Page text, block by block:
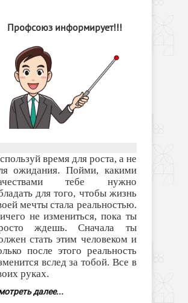
Профсоюз информирует!!!
время для роста, а не
ожидания. Пойми, какими
тебе нужно
для того, чтобы жизнь
мечты стала реальностью.
не измениться, пока ты
ждешь. Сначала ты
стать этим человеком и
после этого реальность
вслед за тобой. Все в
руках.
далее...